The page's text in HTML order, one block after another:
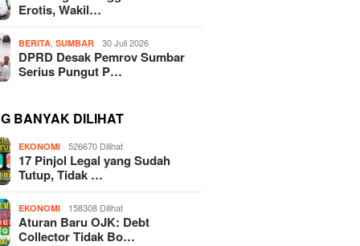
Erotis, Wakil…
BERITA ,SUMBAR 30 Juli 2026
DPRD Desak Pemrov Sumbar
Serius Pungut P…
BANYAK DILIHAT
EKONOMI 526670 Dilihat
17 Pinjol Legal yang Sudah
Tutup, Tidak …
EKONOMI 158308 Dilihat
Aturan Baru OJK: Debt
Collector Tidak Bo…